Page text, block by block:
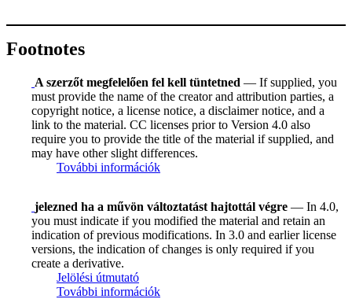
Footnotes
A szerzőt megfelelően fel kell tüntetned — If supplied, you
must provide the name of the creator and attribution parties, a
copyright notice, a license notice, a disclaimer notice, and a
link to the material. CC licenses prior to Version 4.0 also
require you to provide the title of the material if supplied, and
may have other slight differences.
További információk
jelezned ha a művön változtatást hajtottál végre — In 4.0,
you must indicate if you modified the material and retain an
indication of previous modifications. In 3.0 and earlier license
versions, the indication of changes is only required if you
create a derivative.
Jelölési útmutató
További információk